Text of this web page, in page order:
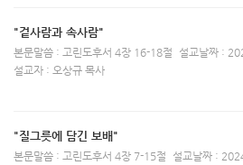
"겉사람과 속사람"
본문말씀 : 고린도후서 4장 16-18절
설교날짜 :
설교자 : 오상규 목사
"질그릇에 담긴 보배"
본문말씀 : 고린도후서 4장 7-15절 설교날짜 :